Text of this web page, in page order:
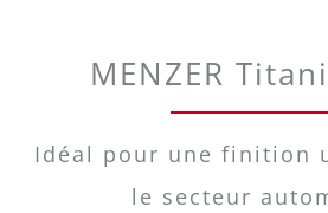
MENZER
Idéal pour une finition
le secteur